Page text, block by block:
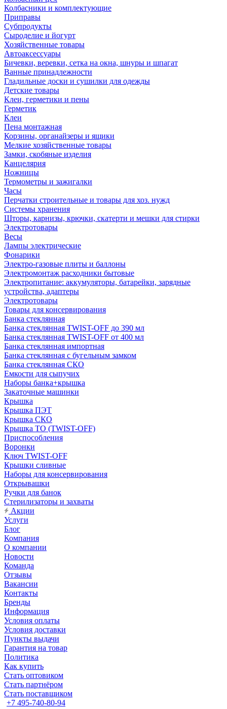
Колбасники и комплектующие
Приправы
Субпродукты
Сыроделие и йогурт
Хозяйственные товары
Автоаксессуары
Бичевки, веревки, сетка на окна, шнуры и шпагат
Ванные принадлежности
Гладильные доски и сушилки для одежды
Детские товары
Клеи, герметики и пены
Герметик
Клеи
Пена монтажная
Корзины, органайзеры и ящики
Мелкие хозяйственные товары
Замки, скобяные изделия
Канцелярия
Ножницы
Термометры и зажигалки
Часы
Перчатки строительные и товары для хоз. нужд
Системы хранения
Шторы, карнизы, крючки, скатерти и мешки для стирки
Электротовары
Весы
Лампы электрические
Фонарики
Электро-газовые плиты и баллоны
Электромонтаж расходники бытовые
Электропитание: аккумуляторы, батарейки, зарядные
устройства, адаптеры
Электротовары
Товары для консервирования
Банка стеклянная
Банка стеклянная TWIST-OFF до 390 мл
Банка стеклянная TWIST-OFF от 400 мл
Банка стеклянная импортная
Банка стеклянная с бугельным замком
Банка стеклянная СКО
Емкости для сыпучих
Наборы банка+крышка
Закаточные машинки
Крышка
Крышка ПЭТ
Крышка СКО
Крышка ТО (TWIST-OFF)
Приспособления
Воронки
Ключ TWIST-OFF
Крышки сливные
Наборы для консервирования
Открывашки
Ручки для банок
Стерилизаторы и захваты
Акции
Услуги
Блог
Компания
О компании
Новости
Команда
Отзывы
Вакансии
Контакты
Бренды
Информация
Условия оплаты
Условия доставки
Пункты выдачи
Гарантия на товар
Политика
Как купить
Стать оптовиком
Стать партнёром
Стать поставщиком
+7 495-740-80-94